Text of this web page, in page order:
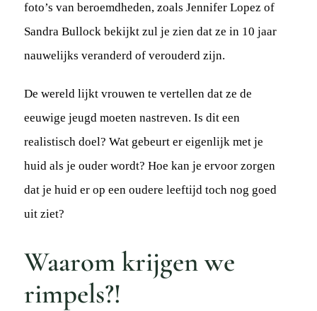
foto’s van beroemdheden, zoals Jennifer Lopez of
Sandra Bullock bekijkt zul je zien dat ze in 10 jaar
nauwelijks veranderd of verouderd zijn.
De wereld lijkt vrouwen te vertellen dat ze de
eeuwige jeugd moeten nastreven. Is dit een
realistisch doel? Wat gebeurt er eigenlijk met je
huid als je ouder wordt? Hoe kan je ervoor zorgen
dat je huid er op een oudere leeftijd toch nog goed
uit ziet?
Waarom krijgen we
rimpels?!